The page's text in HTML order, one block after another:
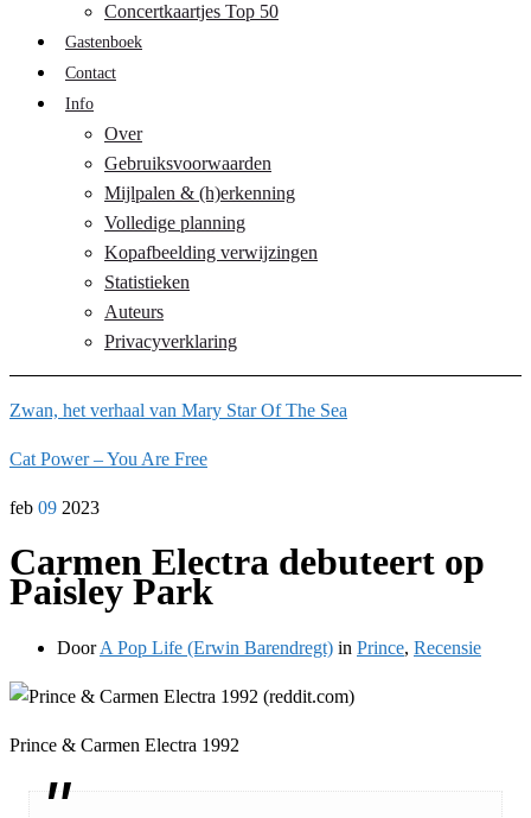
Concertkaartjes Top 50
Gastenboek
Contact
Info
Over
Gebruiksvoorwaarden
Mijlpalen & (h)erkenning
Volledige planning
Kopafbeelding verwijzingen
Statistieken
Auteurs
Privacyverklaring
Zwan, het verhaal van Mary Star Of The Sea
Cat Power – You Are Free
feb 09 2023
Carmen Electra debuteert op
Paisley Park
DoorA Pop Life (Erwin Barendregt) in Prince, Recensie
Prince & Carmen Electra 1992